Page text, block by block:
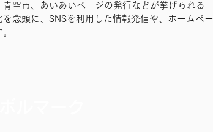
空市、あいあいページの発行などが挙げられる
念頭に、SNSを利用した情報発信や、ホームペー